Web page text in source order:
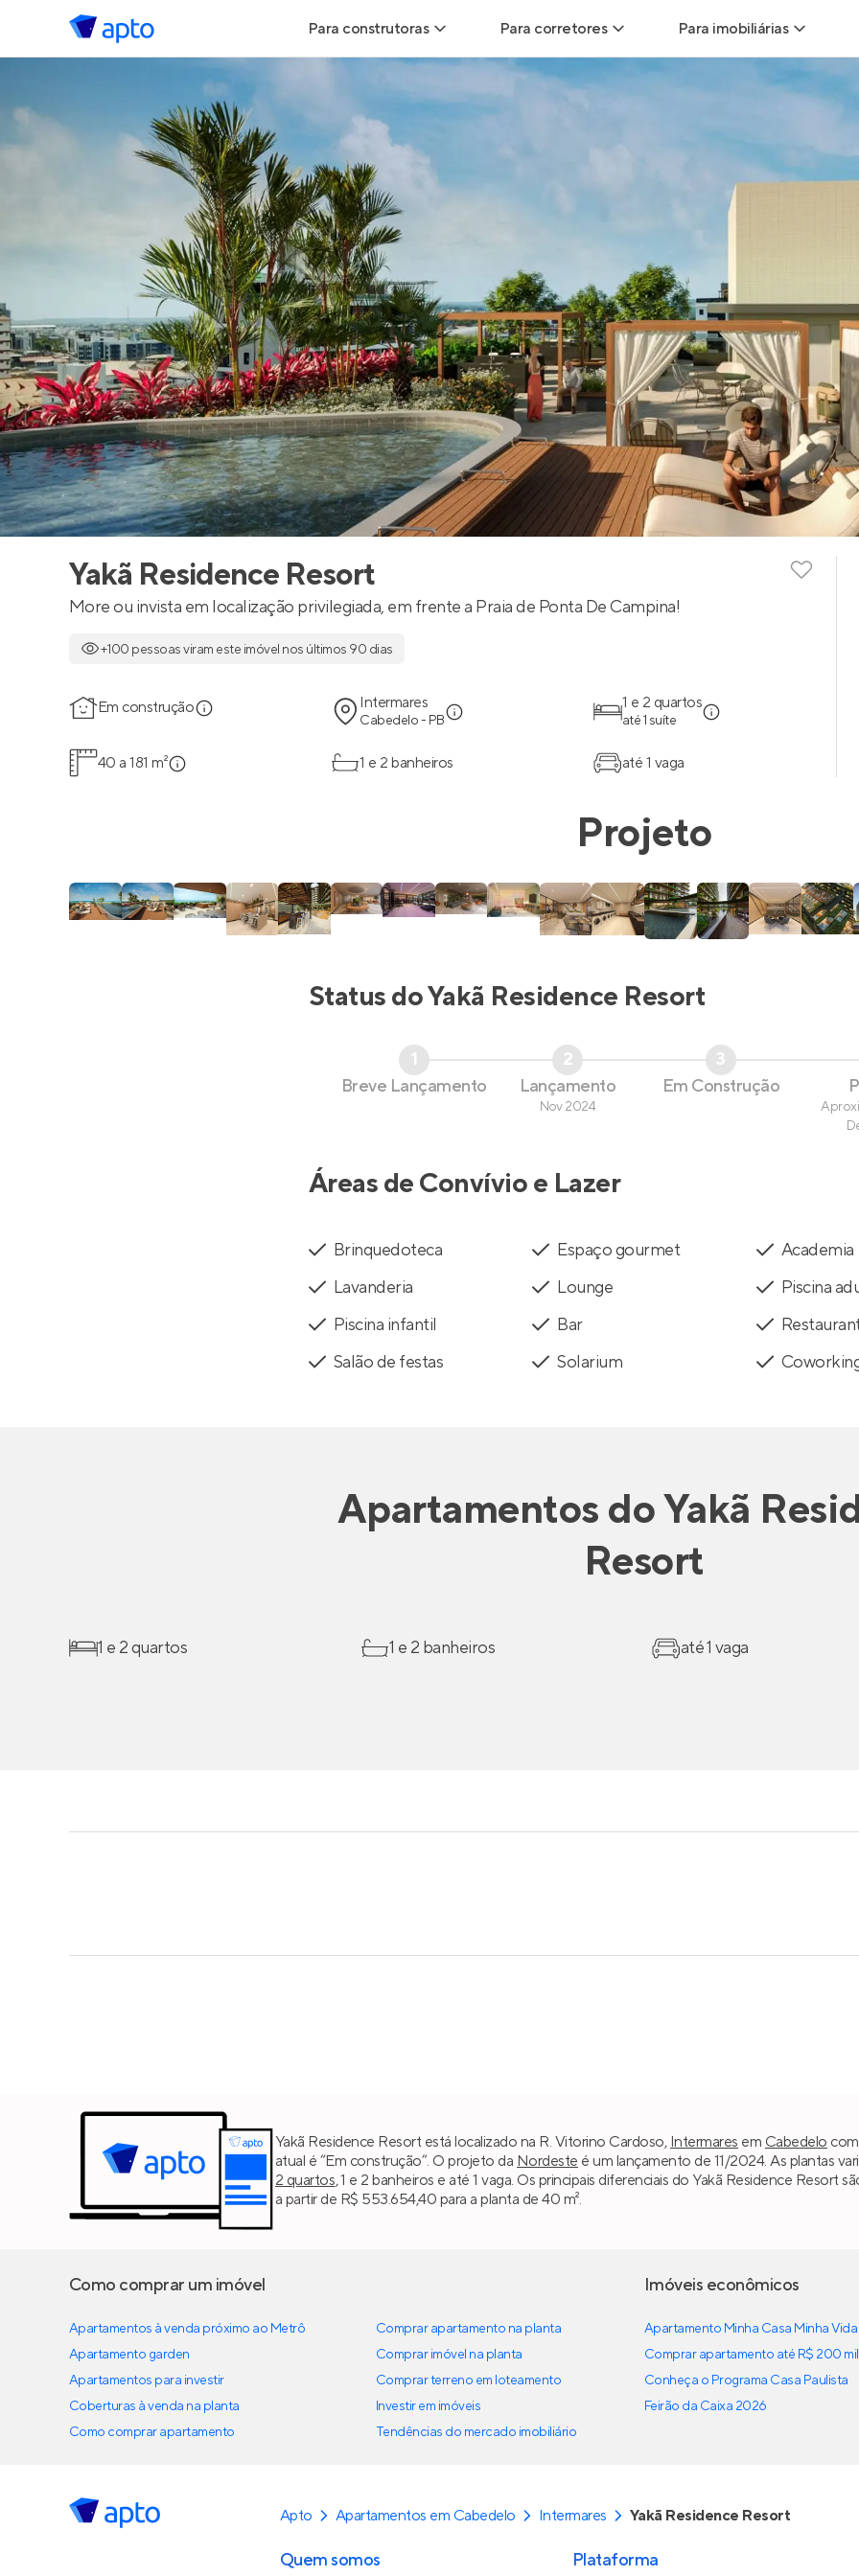
Para construtoras
Geração de Leads
Geração de Visitas
Geração de Vendas
Maiores Construtoras
Parcerias Imobiliárias
Anunciar Imóveis
Para corretores
Leads para Corretores
Perfil Verificado
Anunciar imóveis
Para imobiliárias
Leads para Imobiliárias
Anunciar imóveis
Yakã Residence Resort
More ou invista em localização privilegiada, em frente a Praia de Ponta De Campina!
+100 pessoas viram este imóvel nos últimos 90 dias
Em construção Intermares
Cabedelo - PB
1 e 2 quartos
até 1 suíte
40 a 181 m² 1 e 2 banheiros até 1 vaga
Projeto
Status doYakã Residence Resort
1
Breve Lançamento
2
Lançamento
Nov 2024
3
Em Construção
Áreas de Convívio e Lazer
Brinquedoteca Espaço gourmet
Academia
Lavanderia
Lounge
Piscina
Piscina infantil
Bar
Salão de festas
Solarium
Apartamentos doYakã
Resort
1 e 2 quartos 1 e 2 banheiros até 1 vaga
Yakã Residence Resort está localizado na R. Vitorino Cardoso, Intermares em Cabedelo
atual é “Em construção”. O projeto da Nordeste é um lançamento de 11/2024. As plantas
2 quartos, 1 e 2 banheiros e até 1 vaga. Os principais diferenciais do Yakã Residence Resort
a partir de R$ 553.654,40 para a planta de 40 m².
Como comprar um imóvel
Apartamentos à venda próximo ao Metrô
Apartamento garden
Apartamentos para investir
Coberturas à venda na planta
Como comprar apartamento
Comprar apartamento na planta
Comprar imóvel na planta
Comprar terreno em loteamento
Investir em imóveis
Tendências do mercado imobiliário
Imóveis econômicos
Apartamento Minha Casa Minha Vida
Comprar apartamento até R$ 200 mil
Conheça o Programa Casa Paulista
Feirão da Caixa 2026
Apto Apartamentos em Cabedelo Intermares Yakã Residence Resort
Quem somos Plataforma